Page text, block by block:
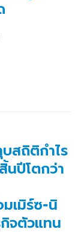
สถิติกำไร
นปีโตกว่า
เมิร์ซ-นิ
จตัวแทน